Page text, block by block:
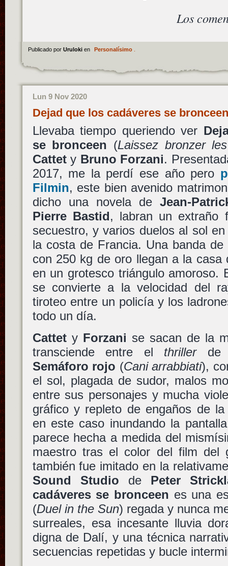
Los
Publicado por Uruloki en Personalísimo.
Lun 9 Nov 2020
Dejad que los cadáveres se
Llevaba tiempo queriendo ver
se bronceen (Laissez bronzer
Cattety Bruno Forzani.
2017, me la perdí ese año pero
Filmin, este bien avenido
dicho una novela deJean-
Pierre Bastid, labran un extraño
secuestro, y varios duelos al sol
la costa de Francia. Una banda
con 250 kg de oro llegan a la casa
en un grotesco triángulo amoroso.
se convierte a la velocidad del
tiroteo entre un policía y los
todo un día.
Cattety Forzani se sacan de la
transciende entre el thriller
Semáforo rojo (Cani arrabbiati),
el sol, plagada de sudor, malos
entre sus personajes y mucha
gráfico y repleto de engaños de
en este caso inundando la
parece hecha a medida del
maestro tras el color del film del
también fue imitado en la
Sound Studio de Peter
cadáveres se bronceen es una
(Duel in the Sun) regada y nunca
surreales, esa incesante lluvia
digna de Dalí, y una técnica
secuencias repetidas y bucle